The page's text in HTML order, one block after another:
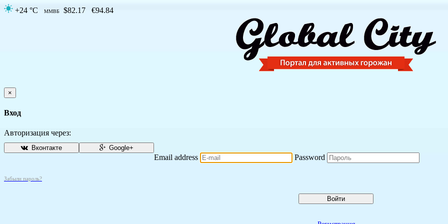
+24 °C ММВБ $82.17 €94.84
×
Вход
Авторизация через:
Вконтакте Google+
Email address Password
Забыли пароль?
Войти